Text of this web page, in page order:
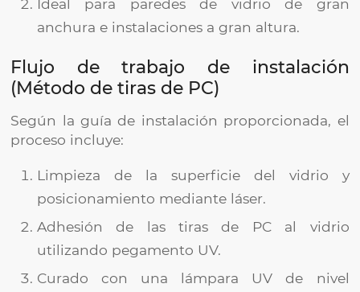
Ideal para paredes de vidrio de gran
anchura e instalaciones a gran altura.
Flujo de trabajo de instalación
(Método de tiras de PC)
Según la guía de instalación proporcionada, el
proceso incluye:
Limpieza de la superficie del vidrio y
posicionamiento mediante láser.
Adhesión de las tiras de PC al vidrio
utilizando pegamento UV.
Curado con una lámpara UV de nivel